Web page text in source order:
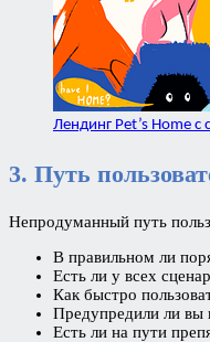
Лендинг Pet’s Home с
3. Путь
Непродуманный путь
В правильном ли
Есть ли у всех
Как быстро
Предупредили ли
Есть ли на пути